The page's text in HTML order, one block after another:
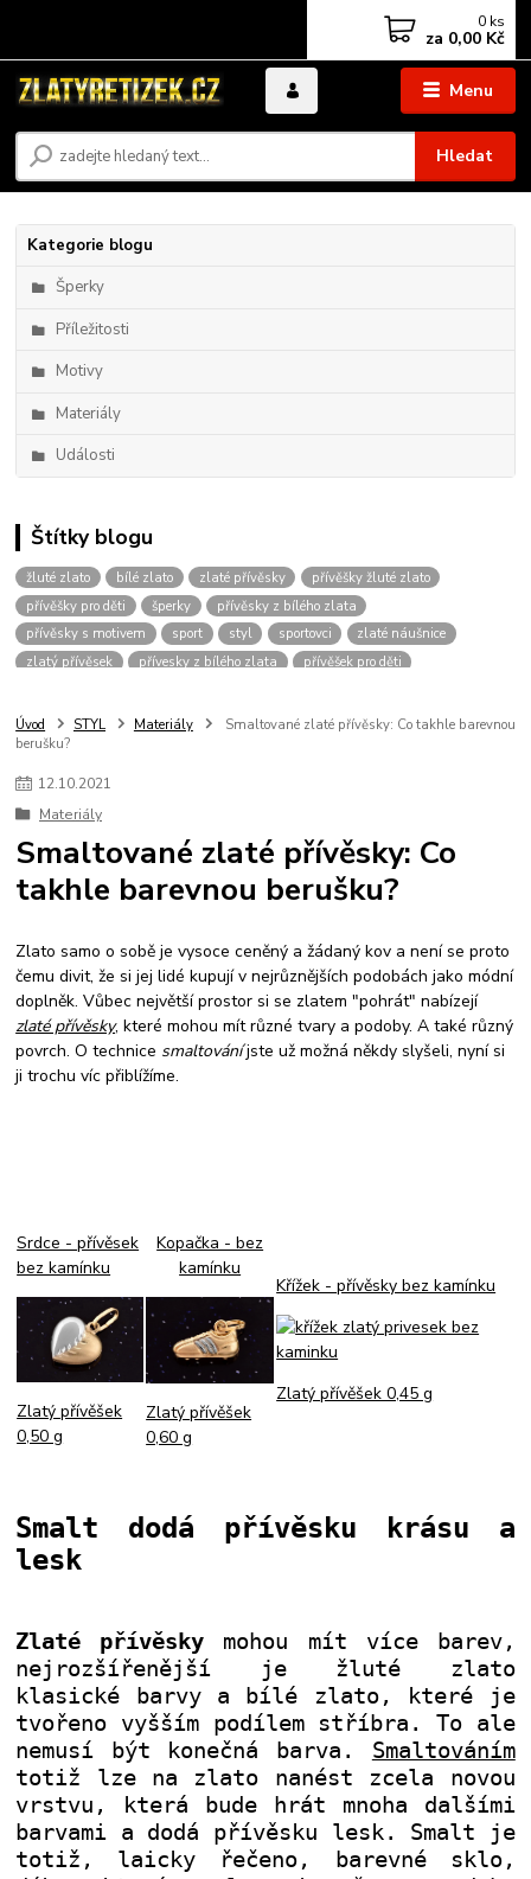
Menu
Hledat
0 ks
za 0,00 Kč
Kategorie blogu
Šperky
Příležitosti
Motivy
Materiály
Události
Štítky blogu
žluté zlato bílé zlato zlaté přívěsky
přívěšky žluté zlato
přívěšky pro děti
šperky
přívěsky z bílého zlata
přívěsky s motivem
sport styl sportovci
zlaté náušnice
zlatý přívěsek
přívesky z bílého zlata
přívěšek pro děti
přívěšky pro muže
přívěšky pro chlapce
přívěšky zvíře
přívěšky zvířecím motiv
pro štěstí
dvoubarevné přívěšky
fotbalový míč
kopačka přívěšek žluté
pánské přívěšky
přívěšky pro pány
přívěšky pro hochy
přívěšek pro kluka
Úvod STYL Materiály
Smaltované zlaté přívěsky: Co takhle barevnou
berušku?
12.10.2021
Materiály
Smaltované zlaté přívěsky: Co
takhle barevnou berušku?
Zlato samo o sobě je vysoce ceněný a žádaný kov a není se proto
čemu divit, že si jej lidé kupují v nejrůznějších podobách jako módní
doplněk. Vůbec největší prostor si se zlatem "pohrát" nabízejí
zlaté přívěsky, které mohou mít různé tvary a podoby. A také různý
povrch. O technice smaltováníjste už možná někdy slyšeli, nyní si
ji trochu víc přiblížíme.
Srdce - přívěsek
bez kamínku
Zlatý přívěšek
0,50 g
Kopačka - bez
kamínku
Zlatý přívěšek
0,60 g
Křížek - přívěsky bez kamínku
Zlatý přívěšek 0,45 g
Smalt dodá přívěsku krásu a
lesk
Zlaté přívěsky mohou mít více barev,
nejrozšířenější je žluté zlato
klasické barvy a bílé zlato, které je
tvořeno vyšším podílem stříbra. To ale
nemusí být konečná barva. Smaltováním
totiž lze na zlato nanést zcela novou
vrstvu, která bude hrát mnoha dalšími
barvami a dodá přívěsku lesk. Smalt je
totiž, laicky řečeno, barevné sklo,